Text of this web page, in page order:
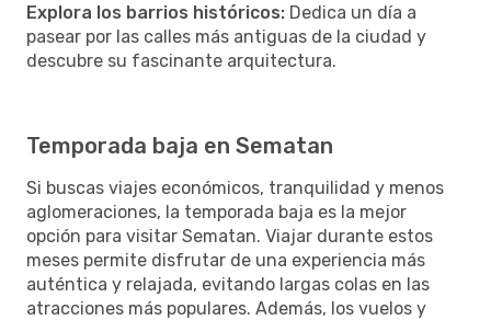
Explora los barrios históricos: Dedica un día a
pasear por las calles más antiguas de la ciudad y
descubre su fascinante arquitectura.
Temporada baja en Sematan
Si buscas viajes económicos, tranquilidad y menos
aglomeraciones, la temporada baja es la mejor
opción para visitar Sematan. Viajar durante estos
meses permite disfrutar de una experiencia más
auténtica y relajada, evitando largas colas en las
atracciones más populares. Además, los vuelos y